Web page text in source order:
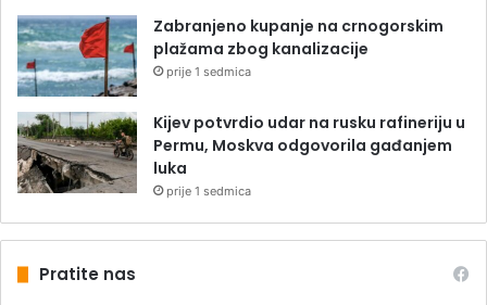
Zabranjeno kupanje na crnogorskim
plažama zbog kanalizacije
prije 1 sedmica
Kijev potvrdio udar na rusku rafineriju u
Permu, Moskva odgovorila gađanjem
luka
prije 1 sedmica
Pratite nas